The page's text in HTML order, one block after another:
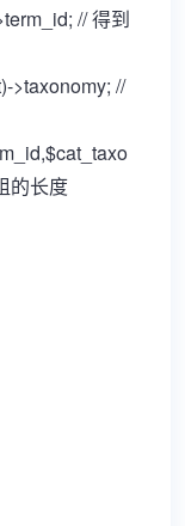
// 得到
>taxonomy; //
的长度